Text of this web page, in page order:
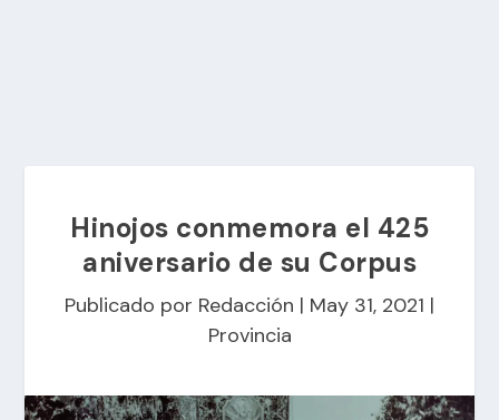
Hinojos conmemora el 425
aniversario de su Corpus
Publicado por Redacción | May 31, 2021 |
Provincia